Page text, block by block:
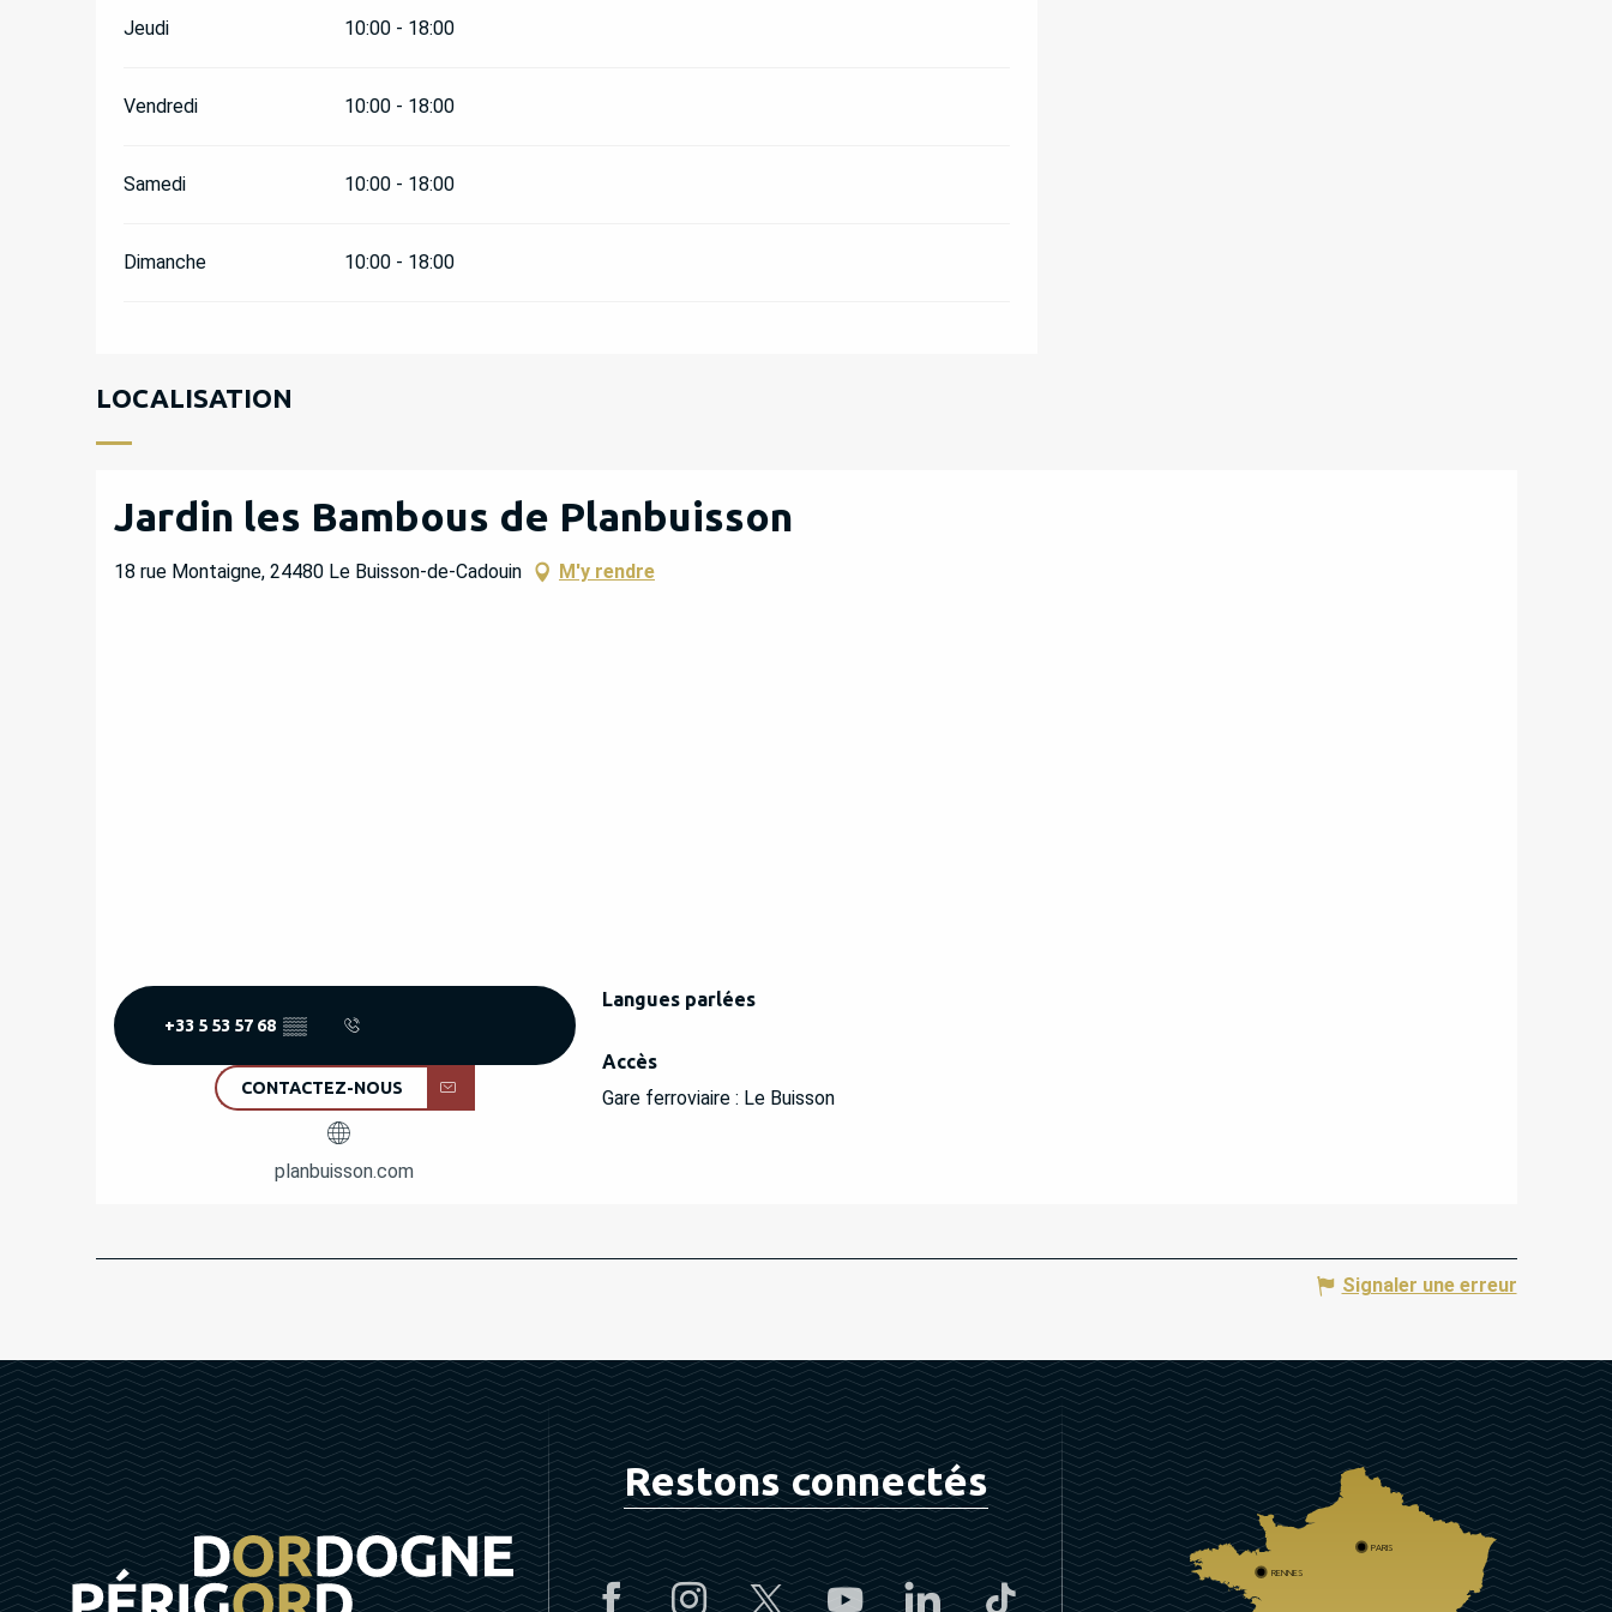
Jeudi 10:00 - 18:00
Vendredi 10:00 - 18:00
Samedi 10:00 - 18:00
Dimanche 10:00 - 18:00
LOCALISATION
Jardin les Bambous de Planbuisson
18 rue Montaigne, 24480 Le Buisson-de-Cadouin M'y rendre
+33 5 53 57 68 ▒▒
CONTACTEZ-NOUS
planbuisson.com
Langues parlées
Langues parlées
Accès
Accès
Gare ferroviaire : Le Buisson
Signaler une erreur
Restons connectés
PARIS
RENNES